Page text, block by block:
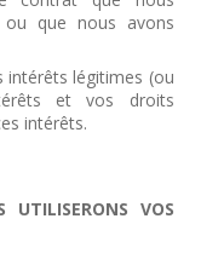
que nous avons
intérêts légitimes (ou
et vos droits
intérêts.
UTILISERONS VOS